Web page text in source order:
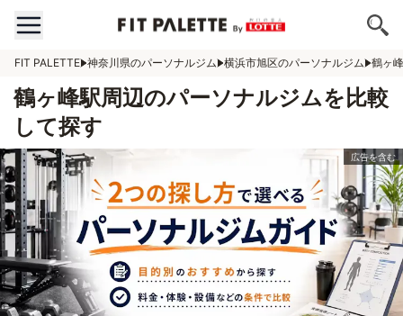
FIT PALETTE 神奈川県のパーソナルジム 横浜市旭区のパーソナルジム 鶴ヶ
鶴ヶ峰駅周辺のパーソナルジムを比較
して探す